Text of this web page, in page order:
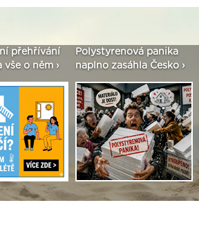
přehřívání
vše o něm ›
Polystyrenová panika
naplno zasáhla Česko ›